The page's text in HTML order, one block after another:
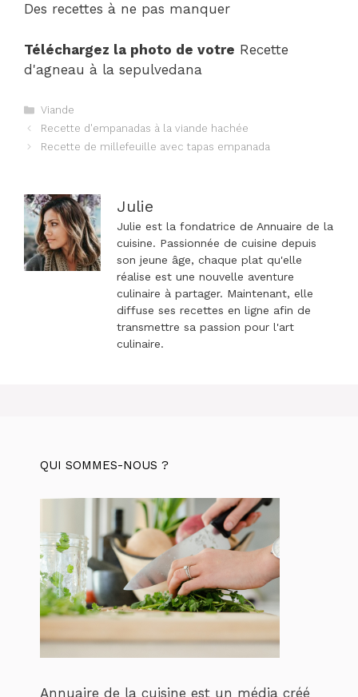
Des recettes à ne pas manquer
Téléchargez la photo de votre Recette
d'agneau à la sepulvedana
Catégories
Viande
Navigation
Recette d'empanadas à la viande hachée
Recette de millefeuille avec tapas empanada
Julie
Julie est la fondatrice de Annuaire de la
cuisine. Passionnée de cuisine depuis
son jeune âge, chaque plat qu'elle
réalise est une nouvelle aventure
culinaire à partager. Maintenant, elle
diffuse ses recettes en ligne afin de
transmettre sa passion pour l'art
culinaire.
QUI SOMMES-NOUS ?
Annuaire de la cuisine est un média créé